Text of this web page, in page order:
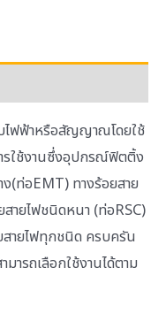
ไฟฟ้าหรือสัญญาณโดยใช้
รใช้งานซึ่งอุปกรณ์ฟิตติ้ง
(ท่อEMT) ทางร้อยสาย
ายไฟชนิดหนา (ท่อRSC)
ายไฟทุกชนิด ครบครัน
ารถเลือกใช้งานได้ตาม